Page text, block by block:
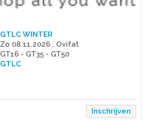
GTLC WINTER
Zo 08.11.2026 . Ovifat
GT16 - GT35 - GT50
GTLC
Inschrijven